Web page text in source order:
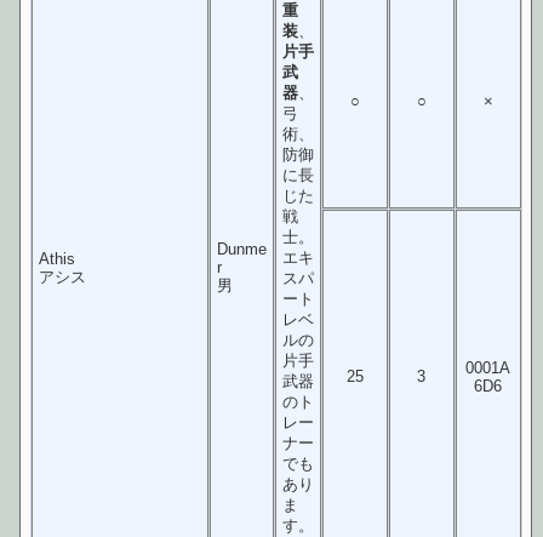
Athis
アシス
Dunme
r
男
重
装、
片手
武
器、
弓
術、
防御
に長
じた
戦
士。
エキ
スパ
ート
レベ
ルの
片手
武器
のト
レー
ナー
でも
あり
ま
す。
○ ○ ×
25 3
0001A
6D6